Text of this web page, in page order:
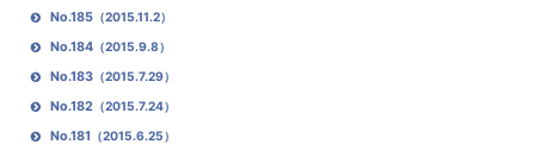
No.185（2015.11.2）
No.184（2015.9.8）
No.183（2015.7.29）
No.182 （2015.7.24）
No.181 （2015.6.25）